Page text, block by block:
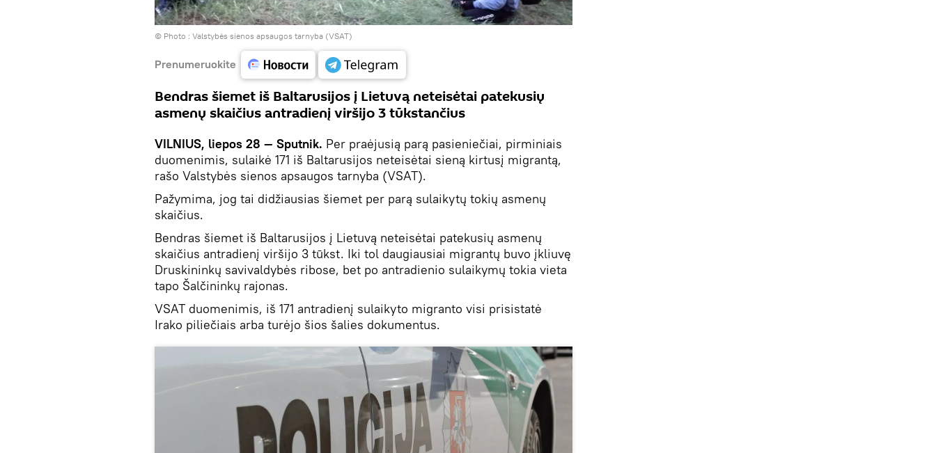
© Photo : Valstybės sienos apsaugos tarnyba (VSAT)
Prenumeruokite
Bendras šiemet iš Baltarusijos į Lietuvą neteisėtai patekusių
asmenų skaičius antradienį viršijo 3 tūkstančius
VILNIUS, liepos 28 — Sputnik. Per praėjusią parą pasieniečiai, pirminiais
duomenimis, sulaikė 171 iš Baltarusijos neteisėtai sieną kirtusį migrantą,
rašo Valstybės sienos apsaugos tarnyba (VSAT).
Pažymima, jog tai didžiausias šiemet per parą sulaikytų tokių asmenų
skaičius.
Bendras šiemet iš Baltarusijos į Lietuvą neteisėtai patekusių asmenų
skaičius antradienį viršijo 3 tūkst. Iki tol daugiausiai migrantų buvo įkliuvę
Druskininkų savivaldybės ribose, bet po antradienio sulaikymų tokia vieta
tapo Šalčininkų rajonas.
VSAT duomenimis, iš 171 antradienį sulaikyto migranto visi prisistatė
Irako piliečiais arba turėjo šios šalies dokumentus.